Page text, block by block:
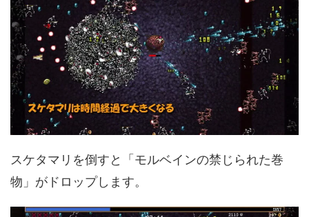
スケタマリを倒すと「モルベインの禁じられた巻
物」がドロップします。